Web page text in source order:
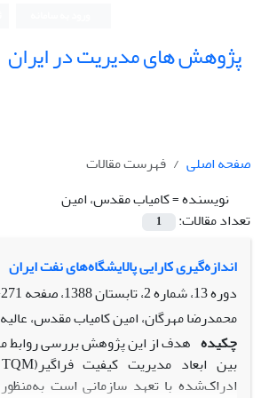
پژوهش های مدیریت در ایران
صفحه اصلی
فهرست مقالات
نویسنده =کامیاب مقدس، امین
تعداد مقالات:
1
اندازه‌گیری کارایی پالایشگاه‌های نفت ایران
دوره 13، شماره 2، تابستان 1388، صفحه
271-296
محمدرضا مهرگان، امین کامیاب مقدس،
چکیده هدف از این پژوهش بررسی روابط
ادراک‌شده با تعهد سازمانی است